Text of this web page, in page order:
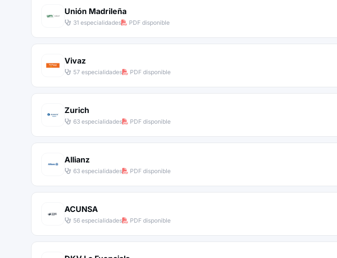
Unión Madrileña
31 especialidades PDF disponible
Vivaz
57 especialidades PDF disponible
Zurich
63 especialidades PDF disponible
Allianz
63 especialidades PDF disponible
ACUNSA
56 especialidades PDF disponible